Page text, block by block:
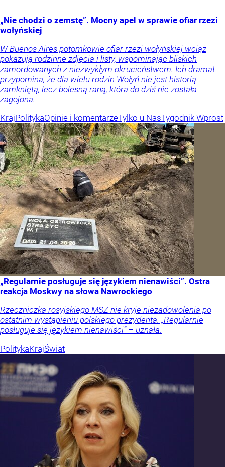
„Nie chodzi o zemstę”. Mocny apel w sprawie ofiar rzezi
wołyńskiej
W Buenos Aires potomkowie ofiar rzezi wołyńskiej wciąż
pokazują rodzinne zdjęcia i listy, wspominając bliskich
zamordowanych z niezwykłym okrucieństwem. Ich dramat
przypomina, że dla wielu rodzin Wołyń nie jest historią
zamkniętą, lecz bolesną raną, która do dziś nie została
zagojona.
KrajPolitykaOpinie i komentarzeTylko u NasTygodnik Wprost
„Regularnie posługuje się językiem nienawiści”. Ostra
reakcja Moskwy na słowa Nawrockiego
Rzeczniczka rosyjskiego MSZ nie kryje niezadowolenia po
ostatnim wystąpieniu polskiego prezydenta. „Regularnie
posługuje się językiem nienawiści” – uznała.
PolitykaKrajŚwiat